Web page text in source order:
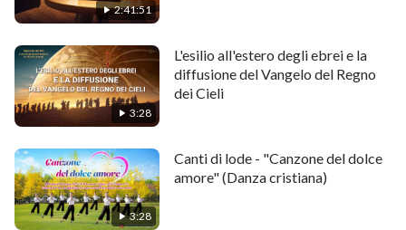
2:41:51
3:28
L'esilio all'estero degli ebrei e la
diffusione del Vangelo del Regno
dei Cieli
3:28
Canti di lode - "Canzone del dolce
amore" (Danza cristiana)